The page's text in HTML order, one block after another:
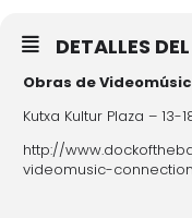
DETALLES
Obras de
Kutxa Kultur Plaza –
http://
videomusic-